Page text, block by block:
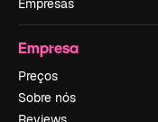
Empresas
Empresa
Preços
Sobre nós